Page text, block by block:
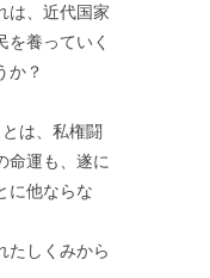
は、近代国家
を養っていく
か？
は、私権闘
命運も、遂に
に他ならな
たしくみから